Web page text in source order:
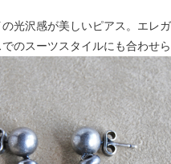
光沢感が美しいピアス。エレ
のスーツスタイルにも合わせら